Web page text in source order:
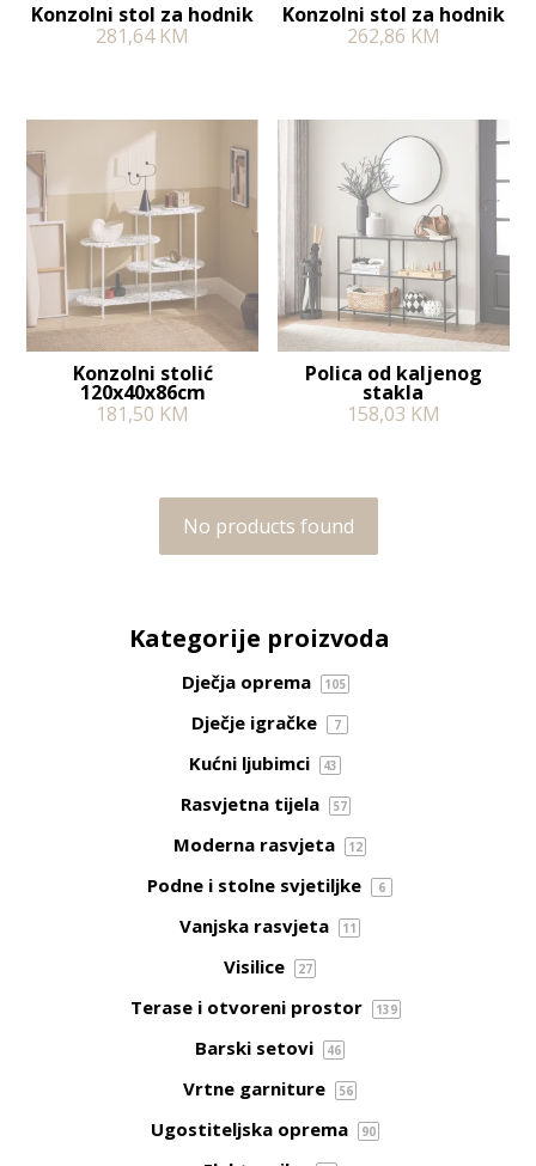
Konzolni stol za hodnik
281,64 KM
Konzolni stol za hodnik
262,86 KM
Konzolni stolić
120x40x86cm
181,50 KM
Polica od kaljenog
stakla
158,03 KM
No products found
Kategorije proizvoda
Dječja oprema 105
Dječje igračke 7
Kućni ljubimci 43
Rasvjetna tijela 57
Moderna rasvjeta 12
Podne i stolne svjetiljke 6
Vanjska rasvjeta 11
Visilice 27
Terase i otvoreni prostor 139
Barski setovi 46
Vrtne garniture 56
Ugostiteljska oprema 90